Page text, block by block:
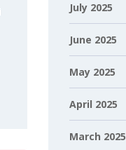
July 2025
June 2025
May 2025
April 2025
March 2025